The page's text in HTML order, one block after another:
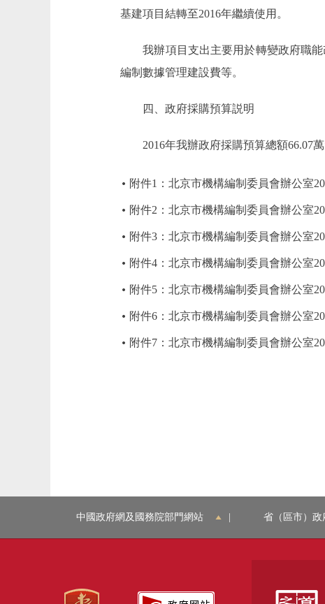
基建項目結轉至2016年繼續使用。
我辦項目支出主要用於轉變政府職能
編制數據管理建設費等。
四、政府採購預算説明
2016年我辦政府採購預算總額66.07萬
附件1：北京市機構編制委員會辦公室
附件2：北京市機構編制委員會辦公室
附件3：北京市機構編制委員會辦公室
附件4：北京市機構編制委員會辦公室
附件5：北京市機構編制委員會辦公室
附件6：北京市機構編制委員會辦公室
附件7：北京市機構編制委員會辦公室
中國政府網及國務院部門網站 省（區市）政